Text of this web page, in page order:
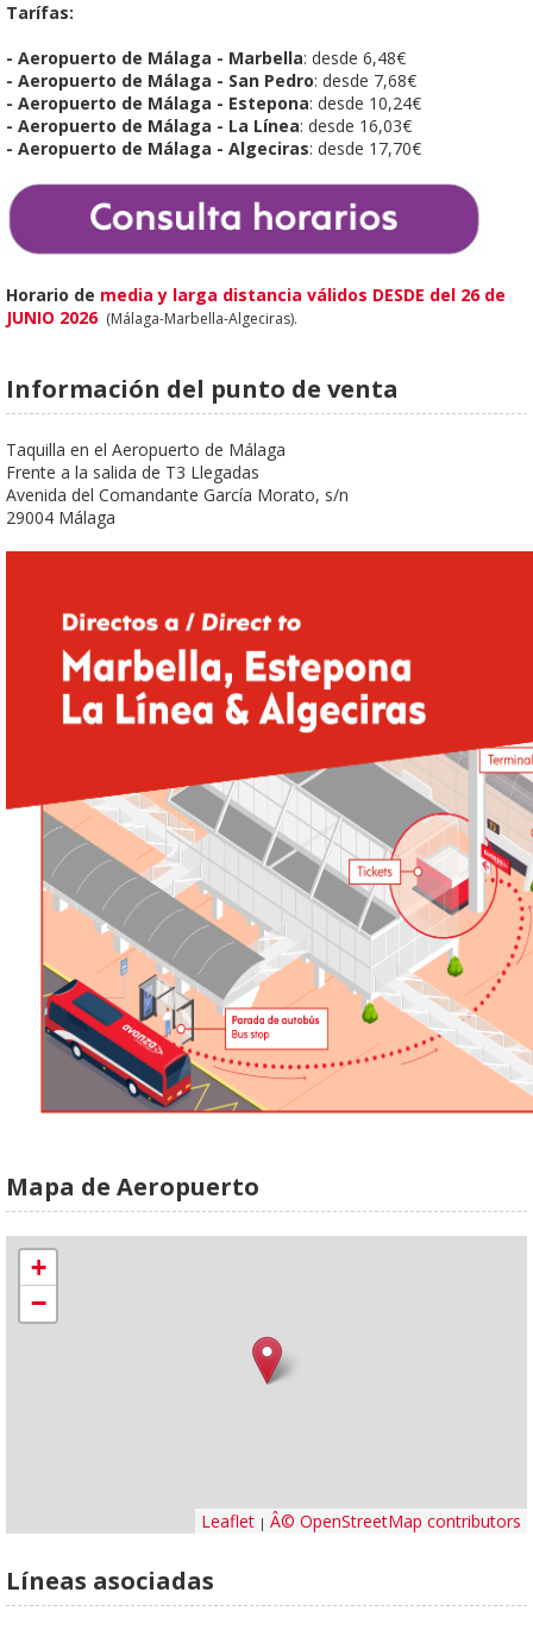
Tarífas:
- Aeropuerto de Málaga - Marbella: desde 6,48€
- Aeropuerto de Málaga - San Pedro: desde 7,68€
- Aeropuerto de Málaga - Estepona: desde 10,24€
- Aeropuerto de Málaga - La Línea: desde 16,03€
- Aeropuerto de Málaga - Algeciras: desde 17,70€
Horario de media y larga distancia válidos DESDE del 26 de
JUNIO 2026 (Málaga-Marbella-Algeciras).
Información del punto de venta
Taquilla en el Aeropuerto de Málaga
Frente a la salida de T3 Llegadas
Avenida del Comandante García Morato, s/n
29004 Málaga
Mapa de Aeropuerto
+
−
Leaflet | Â© OpenStreetMap contributors
Líneas asociadas